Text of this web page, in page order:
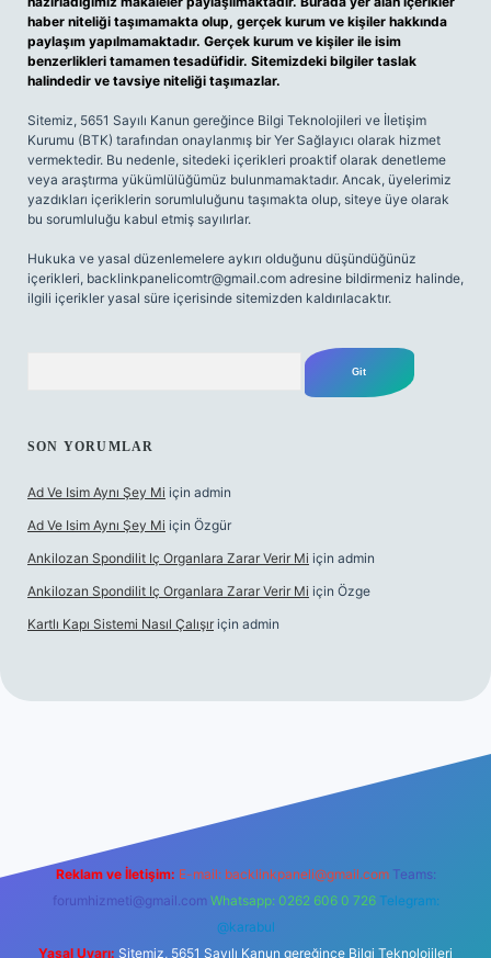
haber niteliği taşımamakta olup, gerçek kurum ve kişiler hakkında
paylaşım yapılmamaktadır. Gerçek kurum ve kişiler ile isim
benzerlikleri tamamen tesadüfidir. Sitemizdeki bilgiler taslak
halindedir ve tavsiye niteliği taşımazlar.
Sitemiz, 5651 Sayılı Kanun gereğince Bilgi Teknolojileri ve İletişim
Kurumu (BTK) tarafından onaylanmış bir Yer Sağlayıcı olarak hizmet
vermektedir. Bu nedenle, sitedeki içerikleri proaktif olarak denetleme
veya araştırma yükümlülüğümüz bulunmamaktadır. Ancak, üyelerimiz
yazdıkları içeriklerin sorumluluğunu taşımakta olup, siteye üye olarak
bu sorumluluğu kabul etmiş sayılırlar.
Hukuka ve yasal düzenlemelere aykırı olduğunu düşündüğünüz
içerikleri, backlinkpanelicomtr@gmail.com adresine bildirmeniz halinde,
ilgili içerikler yasal süre içerisinde sitemizden kaldırılacaktır.
SON YORUMLAR
Ad Ve Isim Aynı Şey Mi için admin
Ad Ve Isim Aynı Şey Mi için Özgür
Ankilozan Spondilit Iç Organlara Zarar Verir Mi için admin
Ankilozan Spondilit Iç Organlara Zarar Verir Mi için Özge
Kartlı Kapı Sistemi Nasıl Çalışır için admin
Reklam ve İletişim: E-mail: backlinkpaneli@gmail.com Teams:
forumhizmeti@gmail.com Whatsapp: 0262 606 0 726 Telegram:
@karabul
Yasal Uyarı: Sitemiz, 5651 Sayılı Kanun gereğince Bilgi Teknolojileri